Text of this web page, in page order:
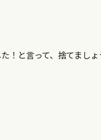
！と言って、捨てましょ